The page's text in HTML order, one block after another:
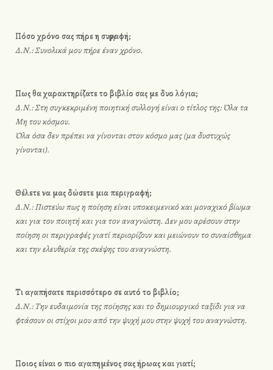
Πόσο χρόνο σας πήρε η συγγραφή;
Δ.Ν.: Συνολικά μου πήρε έναν χρόνο.
Πως θα χαρακτηρίζατε το βιβλίο σας με δυο λόγια;
Δ.Ν.: Στη συγκεκριμένη ποιητική συλλογή είναι ο τίτλος της: Όλα τα
Μη του κόσμου.
Όλα όσα δεν πρέπει να γίνονται στον κόσμο μας (μα δυστυχώς
γίνονται).
Θέλετε να μας δώσετε μια περιγραφή;
Δ.Ν.: Πιστεύω πως η ποίηση είναι υποκειμενικό και μοναχικό βίωμα
και για τον ποιητή και για τον αναγνώστη. Δεν μου αρέσουν στην
ποίηση οι περιγραφές γιατί περιορίζουν και μειώνουν το συναίσθημα
και την ελευθερία της σκέψης του αναγνώστη.
Τι αγαπήσατε περισσότερο σε αυτό το βιβλίο;
Δ.Ν.: Την ευδαιμονία της ποίησης και το δημιουργικό ταξίδι για να
φτάσουν οι στίχοι μου από την ψυχή μου στην ψυχή του αναγνώστη.
Ποιος είναι ο πιο αγαπημένος σας ήρωας και γιατί;